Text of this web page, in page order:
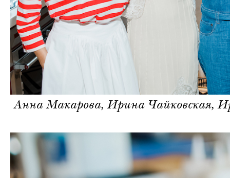
Анна Макарова, Ирина Чайковская,